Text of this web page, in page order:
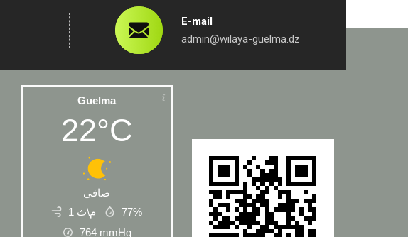
E-mail
admin@wilaya-guelma.dz
Guelma
22°C
صافي
1 م\ث
77%
764 mmHg